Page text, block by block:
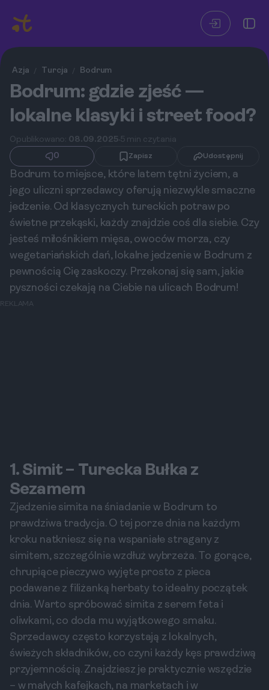
Azja / Turcja / Bodrum
Bodrum: gdzie zjeść —
lokalne klasyki i street food?
Opublikowano: 08.09.2025 5 min czytania
0
Zapisz Udostępnij
Bodrum to miejsce, które latem tętni życiem, a
jego uliczni sprzedawcy oferują niezwykle smaczne
jedzenie. Od klasycznych tureckich potraw po
świetne przekąski, każdy znajdzie coś dla siebie. Czy
jesteś miłośnikiem mięsa, owoców morza, czy
wegetariańskich dań, lokalne jedzenie w Bodrum z
pewnością Cię zaskoczy. Przekonaj się sam, jakie
pyszności czekają na Ciebie na ulicach Bodrum!
REKLAMA
1. Simit – Turecka Bułka z
Sezamem
Zjedzenie simita na śniadanie w Bodrum to
prawdziwa tradycja. O tej porze dnia na każdym
kroku natkniesz się na wspaniałe stragany z
simitem, szczególnie wzdłuż wybrzeża. To gorące,
chrupiące pieczywo wyjęte prosto z pieca
podawane z filiżanką herbaty to idealny początek
dnia. Warto spróbować simita z serem feta i
oliwkami, co doda mu wyjątkowego smaku.
Sprzedawcy często korzystają z lokalnych,
świeżych składników, co czyni każdy kęs prawdziwą
przyjemnością. Znajdziesz je praktycznie wszędzie
– w małych kafejkach, na marketach i w